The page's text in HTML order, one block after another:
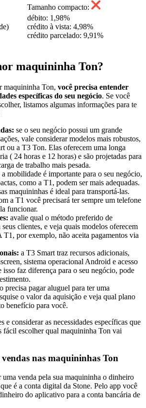
Tamanho compacto:
débito: 1,98%
crédito à vista: 4,98%
crédito parcelado: 9,91%
maquininha Ton?
maquininha Ton, você precisa entender
específicas do seu negócio. Se você
listamos algumas informações para te
se o seu negócio possui um grande
vale considerar modelos mais robustos,
ou a T3 Ton. Elas oferecem uma longa
( 24 horas e 12 horas) e são projetadas para
de trabalho mais pesada.
a mobilidade é importante para o seu negócio,
como a T1, podem ser mais adequadas.
maquininhas é ideal para transportá-las.
a T1 você precisará ter sempre um telefone
funcionar.
avalie qual o método preferido de
seus clientes, e veja quais modelos oferecem
T1, por exemplo, não aceita pagamentos via
a T3 Smart traz recursos adicionais,
sistema operacional Android e acesso
isso faz diferença para o seu negócio, pode
precisa pagar aluguel para ter uma
o valor da aquisição e veja qual plano
benefício para você.
e considerar as necessidades específicas que
fácil escolher qual maquininha Ton vai
vendas nas maquininhas Ton
uma venda pela sua maquininha o dinheiro
é a conta digital da Stone. Pelo app você
do aplicativo para a conta bancária de